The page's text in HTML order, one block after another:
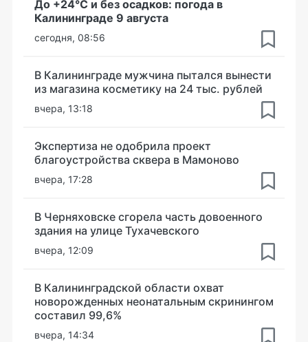
До +24°С и без осадков: погода в
Калининграде 9 августа
сегодня, 08:56
В Калининграде мужчина пытался вынести
из магазина косметику на 24 тыс. рублей
вчера, 13:18
Экспертиза не одобрила проект
благоустройства сквера в Мамоново
вчера, 17:28
В Черняховске сгорела часть довоенного
здания на улице Тухачевского
вчера, 12:09
В Калининградской области охват
новорожденных неонатальным скринингом
составил 99,6%
вчера, 14:34